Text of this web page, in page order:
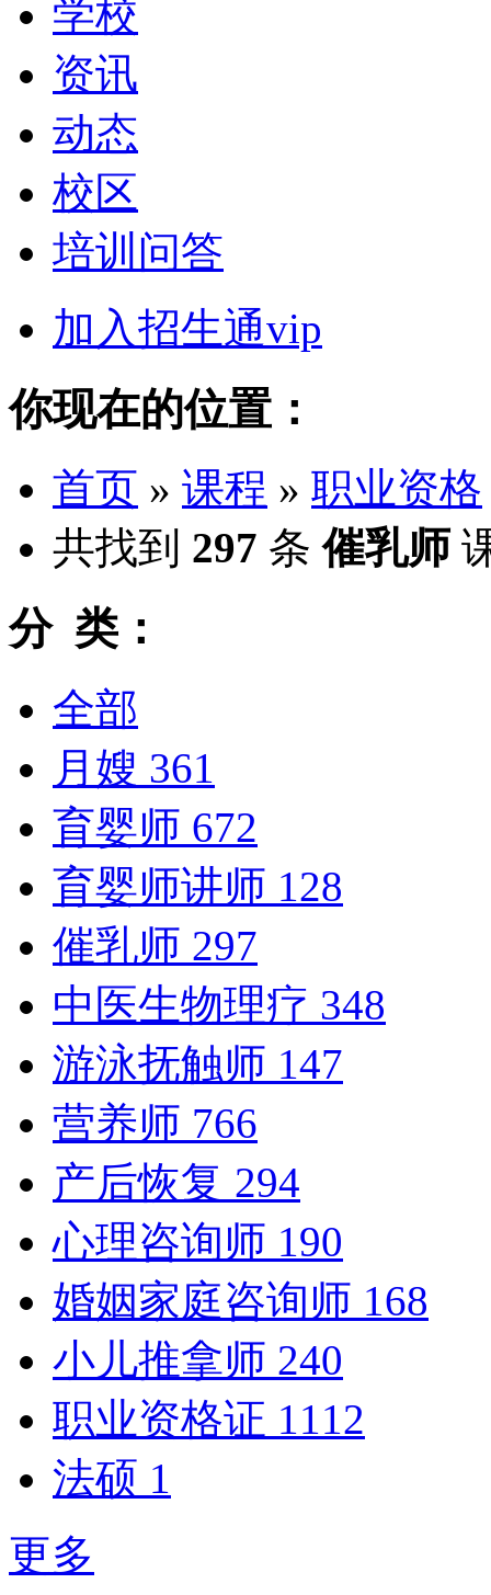
学校
资讯
动态
校区
培训问答
加入招生通vip
你现在的位置：
首页 » 课程 » 职业资格
共找到 297 条 催乳师
分 类：
全部
月嫂 361
育婴师 672
育婴师讲师 128
催乳师 297
中医生物理疗 348
游泳抚触师 147
营养师 766
产后恢复 294
心理咨询师 190
婚姻家庭咨询师 168
小儿推拿师 240
职业资格证 1112
法硕 1
更多